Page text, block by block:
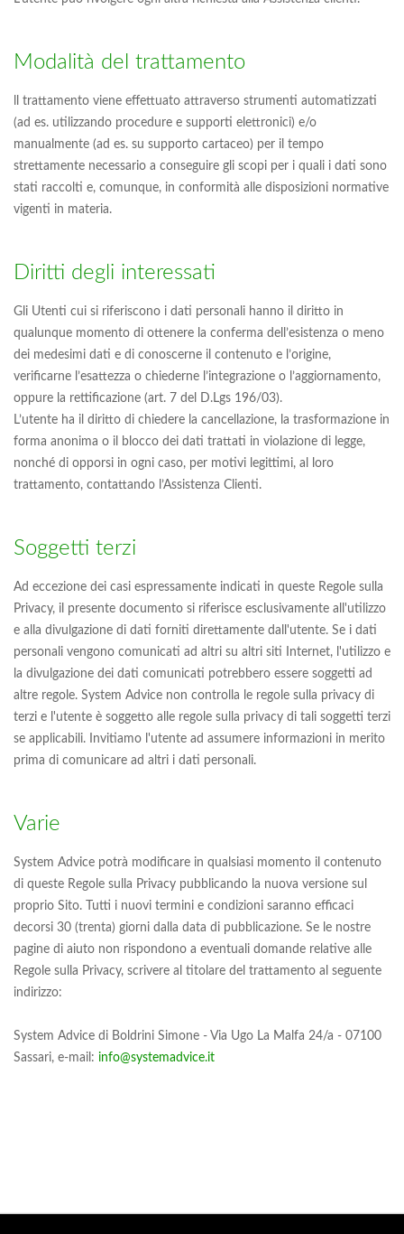
Modalità del trattamento
ll trattamento viene effettuato attraverso strumenti automatizzati
(ad es. utilizzando procedure e supporti elettronici) e/o
manualmente (ad es. su supporto cartaceo) per il tempo
strettamente necessario a conseguire gli scopi per i quali i dati sono
stati raccolti e, comunque, in conformità alle disposizioni normative
vigenti in materia.
Diritti degli interessati
Gli Utenti cui si riferiscono i dati personali hanno il diritto in
qualunque momento di ottenere la conferma dell’esistenza o meno
dei medesimi dati e di conoscerne il contenuto e l’origine,
verificarne l’esattezza o chiederne l’integrazione o l’aggiornamento,
oppure la rettificazione (art. 7 del D.Lgs 196/03).
L’utente ha il diritto di chiedere la cancellazione, la trasformazione in
forma anonima o il blocco dei dati trattati in violazione di legge,
nonché di opporsi in ogni caso, per motivi legittimi, al loro
trattamento, contattando l’Assistenza Clienti.
Soggetti terzi
Ad eccezione dei casi espressamente indicati in queste Regole sulla
Privacy, il presente documento si riferisce esclusivamente all'utilizzo
e alla divulgazione di dati forniti direttamente dall'utente. Se i dati
personali vengono comunicati ad altri su altri siti Internet, l'utilizzo e
la divulgazione dei dati comunicati potrebbero essere soggetti ad
altre regole. System Advice non controlla le regole sulla privacy di
terzi e l'utente è soggetto alle regole sulla privacy di tali soggetti terzi
se applicabili. Invitiamo l'utente ad assumere informazioni in merito
prima di comunicare ad altri i dati personali.
Varie
System Advice potrà modificare in qualsiasi momento il contenuto
di queste Regole sulla Privacy pubblicando la nuova versione sul
proprio Sito. Tutti i nuovi termini e condizioni saranno efficaci
decorsi 30 (trenta) giorni dalla data di pubblicazione. Se le nostre
pagine di aiuto non rispondono a eventuali domande relative alle
Regole sulla Privacy, scrivere al titolare del trattamento al seguente
indirizzo:
System Advice di Boldrini Simone - Via Ugo La Malfa 24/a - 07100
Sassari, e-mail: info@systemadvice.it